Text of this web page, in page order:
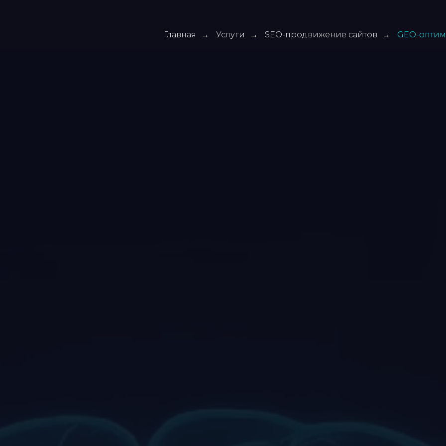
Главная → Услуги → SEO-продвижение сайтов → GEO-